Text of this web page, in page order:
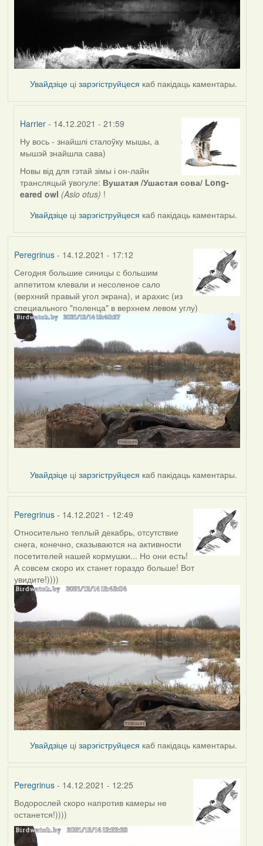
Увайдзіце цізарэгіструйцеся каб пакідаць каментары.
Harrier - 14.12.2021 - 21:59
In
reply
to
by
Peregrinus
Ну вось - знайшлі сталоўку мышы, а
мышэй знайшла сава)
Новы від для гэтай зімы і он-лайн
трансляцый yвогуле: Вушатая /Ушастая сова/ Long-
eared owl (Asio otus) !
Увайдзіце цізарэгіструйцеся каб пакідаць каментары.
Peregrinus- 14.12.2021 - 17:12
Сегодня большие синицы с большим
аппетитом клевали и несоленое сало
(верхний правый угол экрана), и арахис (из
специального "поленца" в верхнем левом углу)
Увайдзіце цізарэгіструйцеся каб пакідаць каментары.
Peregrinus- 14.12.2021 - 12:49
Относительно теплый декабрь, отсутствие
снега, конечно, сказываются на активности
посетителей нашей кормушки... Но они есть!
А совсем скоро их станет гораздо больше! Вот
увидите!))))
Увайдзіце цізарэгіструйцеся каб пакідаць каментары.
Peregrinus- 14.12.2021 - 12:25
Водорослей скоро напротив камеры не
останется!))))